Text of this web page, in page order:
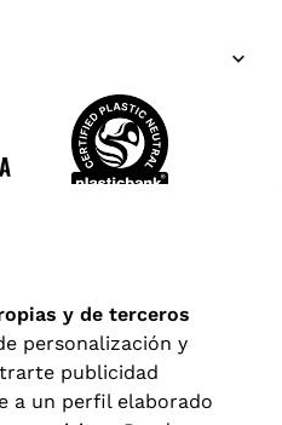
y de terceros
personalización y
publicidad
a un perfil elaborado